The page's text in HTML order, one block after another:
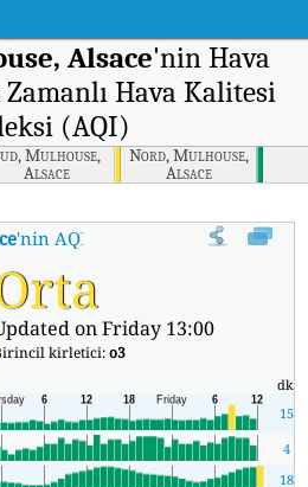
Alsace'nin Hava
Hava Kalitesi
(AQI)
Mulhouse,
Alsace
Nord, Mulhouse,
Alsace
'nin AQI'si Briand, Mulhouse,
on Friday 13:00
kirletici:o3
dk.
15
4
18